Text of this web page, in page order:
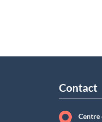
Contact
Centre